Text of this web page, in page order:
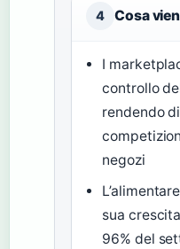
4 Cosa
I
controllo
rendendo
negozi
sua
96% del